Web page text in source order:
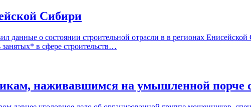
Сибири
данные о состоянии строительной отрасли в в регионах
в сфере строительств…
наживавшимся на умышленной порче